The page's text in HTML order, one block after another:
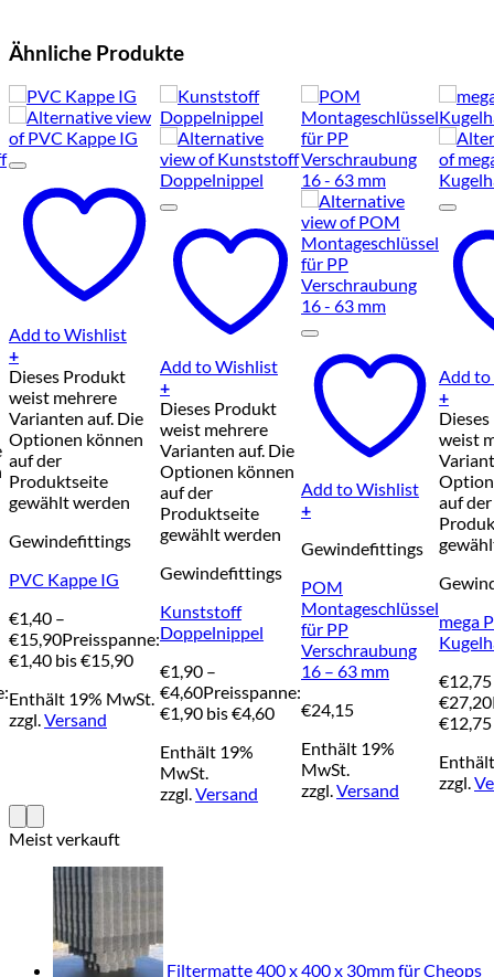
Ähnliche Produkte
Add to Wishlist
+
Dieses Produkt
weist mehrere
Varianten auf. Die
Optionen können
auf der
Produktseite
gewählt werden
Gewindefittings
PVC Kappe IG
€1,40 –
€15,90Preisspanne:
€1,40 bis €15,90
Enthält 19% MwSt.
zzgl.Versand
Add to Wishlist
+
Dieses Produkt
weist mehrere
Varianten auf. Die
Optionen können
auf der
Produktseite
gewählt werden
Gewindefittings
Kunststoff
Doppelnippel
€1,90 –
€4,60Preisspanne:
€1,90 bis €4,60
Enthält 19%
MwSt.
zzgl.Versand
Add to Wishlist
+
Gewindefittings
POM
Montageschlüssel
für PP
Verschraubung
16 – 63 mm
€24,15
Enthält 19%
MwSt.
zzgl.Versand
Add
+
weist
auf der
mega
€12,75
€27,20
zzgl.
Meist verkauft
Filtermatte 400 x 400 x 30mm für Cheops